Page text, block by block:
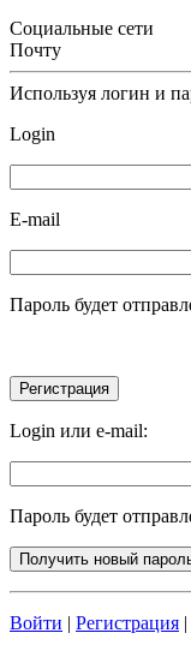
Социальные сети
Почту
Используя логин и
Login
E-mail
Пароль будет
Login или e-mail:
Пароль будет
Войти | Регистрация |